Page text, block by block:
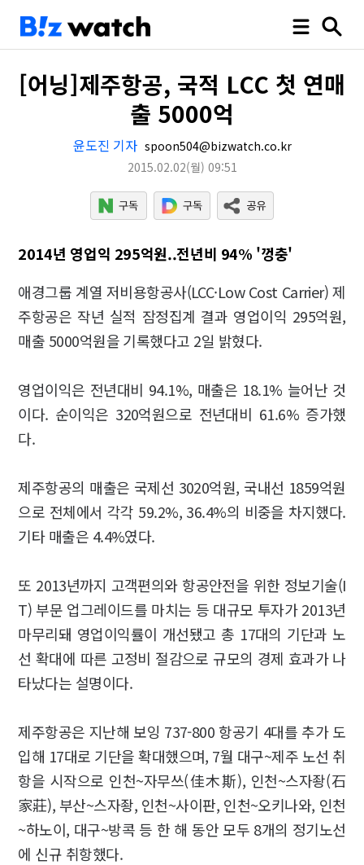
[어닝]제주항공, 국적 LCC 첫 연매
출 5000억
윤도진 기자 spoon504@bizwatch.co.kr
2015.02.02(월) 09:51
2014년 영업익 295억원..전년비 94% '껑충'
애경그룹 계열 저비용항공사(LCC·Low Cost Carrier) 제
주항공은 작년 실적 잠정집계 결과 영업이익 295억원,
매출 5000억원을 기록했다고 2일 밝혔다.
영업이익은 전년대비 94.1%, 매출은 18.1% 늘어난 것
이다. 순이익은 320억원으로 전년대비 61.6% 증가했
다.
제주항공의 매출은 국제선 3020억원, 국내선 1859억원
으로 전체에서 각각 59.2%, 36.4%의 비중을 차지했다.
기타 매출은 4.4%였다.
또 2013년까지 고객편의와 항공안전을 위한 정보기술(I
T) 부문 업그레이드를 마치는 등 대규모 투자가 2013년
마무리돼 영업이익률이 개선됐고 총 17대의 기단과 노
선 확대에 따른 고정비 절감으로 규모의 경제 효과가 나
타났다는 설명이다.
제주항공은 지난해 보잉 737-800 항공기 4대를 추가 도
입해 17대로 기단을 확대했으며, 7월 대구~제주 노선 취
항을 시작으로 인천~자무쓰(佳木斯), 인천~스자좡(石
家莊), 부산~스자좡, 인천~사이판, 인천~오키나와, 인천
~하노이, 대구~방콕 등 한 해 동안 모두 8개의 정기노선
에 신규 취항했다.